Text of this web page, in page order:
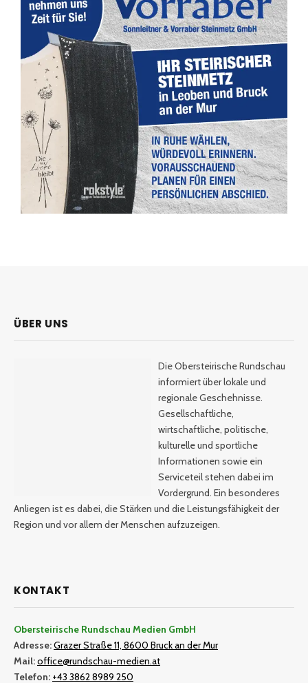
ÜBER UNS
Die Obersteirische Rundschau
informiert über lokale und
regionale Geschehnisse.
Gesellschaftliche,
wirtschaftliche, politische,
kulturelle und sportliche
Informationen sowie ein
Serviceteil stehen dabei im
Vordergrund. Ein besonderes
Anliegen ist es dabei, die Stärken und die Leistungsfähigkeit der
Region und vor allem der Menschen aufzuzeigen.
KONTAKT
Obersteirische Rundschau Medien GmbH
Adresse:Grazer Straße 11, 8600 Bruck an der Mur
Mail:office@rundschau-medien.at
Telefon: +43 3862 8989 250